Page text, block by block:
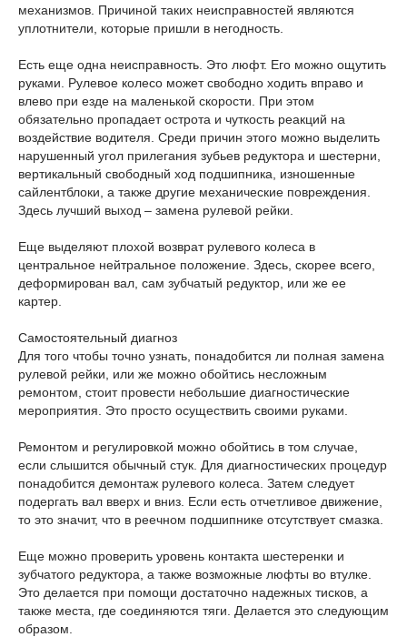
механизмов. Причиной таких неисправностей являются
уплотнители, которые пришли в негодность.
Есть еще одна неисправность. Это люфт. Его можно ощутить
руками. Рулевое колесо может свободно ходить вправо и
влево при езде на маленькой скорости. При этом
обязательно пропадает острота и чуткость реакций на
воздействие водителя. Среди причин этого можно выделить
нарушенный угол прилегания зубьев редуктора и шестерни,
вертикальный свободный ход подшипника, изношенные
сайлентблоки, а также другие механические повреждения.
Здесь лучший выход – замена рулевой рейки.
Еще выделяют плохой возврат рулевого колеса в
центральное нейтральное положение. Здесь, скорее всего,
деформирован вал, сам зубчатый редуктор, или же ее
картер.
Самостоятельный диагноз
Для того чтобы точно узнать, понадобится ли полная замена
рулевой рейки, или же можно обойтись несложным
ремонтом, стоит провести небольшие диагностические
мероприятия. Это просто осуществить своими руками.
Ремонтом и регулировкой можно обойтись в том случае,
если слышится обычный стук. Для диагностических процедур
понадобится демонтаж рулевого колеса. Затем следует
подергать вал вверх и вниз. Если есть отчетливое движение,
то это значит, что в реечном подшипнике отсутствует смазка.
Еще можно проверить уровень контакта шестеренки и
зубчатого редуктора, а также возможные люфты во втулке.
Это делается при помощи достаточно надежных тисков, а
также места, где соединяются тяги. Делается это следующим
образом.